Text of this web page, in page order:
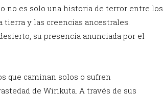
no es solo una historia de terror entre los
y las creencias ancestrales.
su presencia anunciada por el
que caminan solos o sufren
de Wirikuta. A través de sus